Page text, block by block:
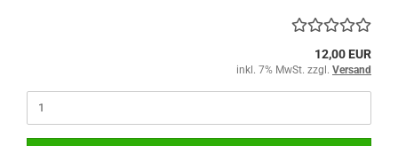
12,00 EUR
inkl. 7% MwSt. zzgl. Versand